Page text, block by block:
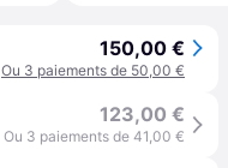
150,00 €
Ou 3 paiements de 50,00 €
123,00 €
Ou 3 paiements de 41,00 €